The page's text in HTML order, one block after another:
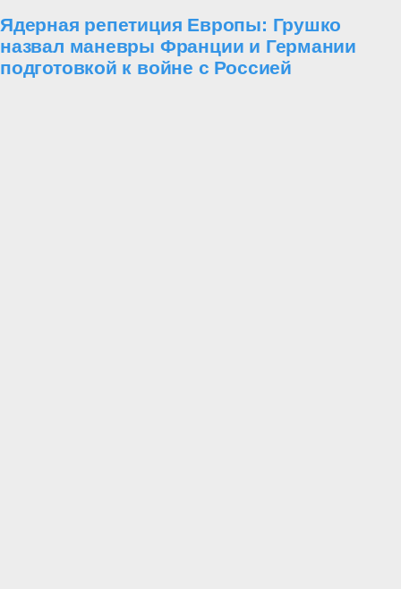
Ядерная репетиция Европы: Грушко
назвал маневры Франции и Германии
подготовкой к войне с Россией